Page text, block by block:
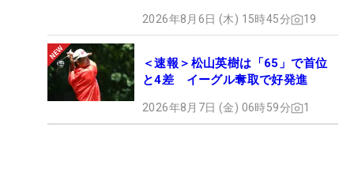
2026年8月6日 (木) 15時45分 19
＜速報＞松山英樹は「65」で首位
と4差 イーグル奪取で好発進
2026年8月7日 (金) 06時59分 1